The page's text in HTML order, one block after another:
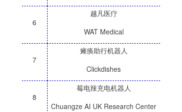
6
越凡医疗
WAT Medical
7
瘫痪助行机器人
Clickdishes
8
莓电辣充电机器人
Chuangze AI UK Research Center